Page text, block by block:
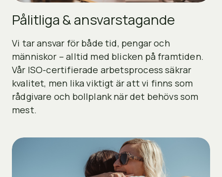
Pålitliga & ansvarstagande
Vi tar ansvar för både tid, pengar och
människor – alltid med blicken på framtiden.
Vår ISO-certifierade arbetsprocess säkrar
kvalitet, men lika viktigt är att vi finns som
rådgivare och bollplank när det behövs som
mest.